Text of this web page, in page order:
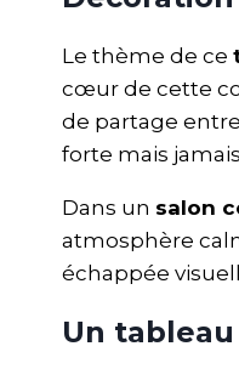
Le thème de ce
cœur de cette
de partage
forte mais
Dans un salon
atmosphère
échappée
Un